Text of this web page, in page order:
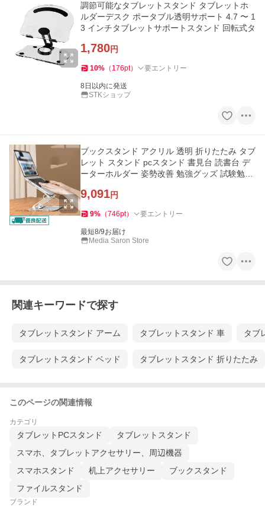
調節可能なタブレットスタンド タブレットホ
ルダーデスク ポータブル透明サポート 4.7 〜 1
3 インチタブレットサポートスタンド 回転式タ
1,780円
10% （ 176pt） 要エントリー
8日以内に発送
STKショップ
ブックスタンド アクリル 透明 折りたたみ タブ
レット スタンド pcスタンド 書見台 読書台 デ
ーターホルダー 姿勢改善 勉強グッズ 試験勉強
9,091円
9% （746pt） 要エントリー
最短8/9お届け
Media Saron Store
関連キーワードで探す
タブレットスタンド アーム タブレットスタンド 車 タブ
タブレットスタンド ベッド タブレットスタンド 折りたたみ
このページの関連情報
カテゴリ
タブレットPCスタンド
タブレットスタンド
スマホ、タブレットアクセサリー、周辺機器
スマホスタンド
机上アクセサリー
ブックスタンド
ファイルスタンド
ブランド